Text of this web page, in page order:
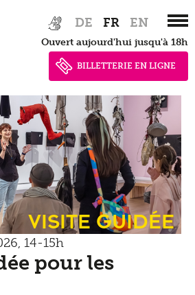
DE FR EN
Ouvert aujourd'hui jusqu'à 18h
BILLETTERIE EN LIGNE
Visite guidée
14-15h
pour les